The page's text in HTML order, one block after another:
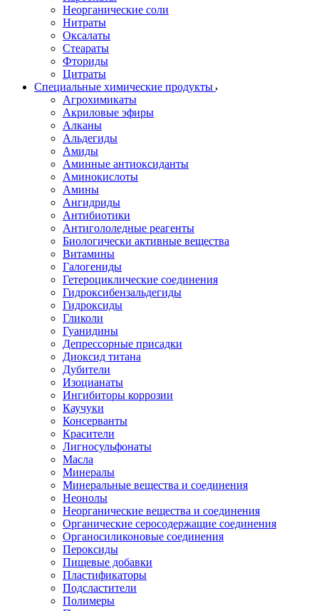
Неорганические соли
Нитраты
Оксалаты
Стеараты
Фториды
Цитраты
Специальные химические продукты
Агрохимикаты
Акриловые эфиры
Алканы
Альдегиды
Амиды
Аминные антиоксиданты
Аминокислоты
Амины
Ангидриды
Антибиотики
Антигололедные реагенты
Биологически активные вещества
Витамины
Галогениды
Гетероциклические соединения
Гидроксибензальдегиды
Гидроксиды
Гликоли
Гуанидины
Депрессорные присадки
Диоксид титана
Дубители
Изоцианаты
Ингибиторы коррозии
Каучуки
Консерванты
Красители
Лигносульфонаты
Масла
Минералы
Минеральные вещества и соединения
Неонолы
Неорганические вещества и соединения
Органические серосодержащие соединения
Органосиликоновые соединения
Пероксиды
Пищевые добавки
Пластификаторы
Подсластители
Полимеры